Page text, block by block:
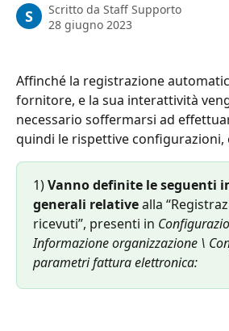
S Scritto da Staff Supporto
28 giugno 2023
Affinché la registrazione
fornitore, e la sua interattività
necessario soffermarsi ad
quindi le rispettive configurazioni,
1) Vanno definite le seguenti
generali relative alla
ricevuti”, presenti in
Informazione organizzazione \
parametri fattura elettronica: